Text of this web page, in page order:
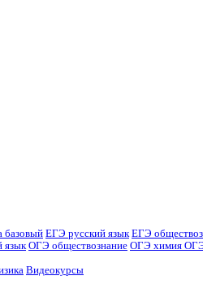
базовый ЕГЭ русский язык ЕГЭ
язык ОГЭ обществознание ОГЭ химия
Видеокурсы